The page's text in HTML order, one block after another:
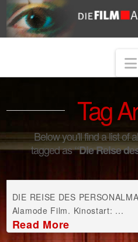
Tag
Below you'll find a list of
tagged as“Die Reise
DIE REISE DES
Alamode Film. Kinostart: ...
Read More